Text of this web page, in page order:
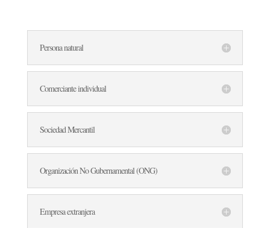
Persona natural
Comerciante individual
Sociedad Mercantil
Organización No Gubernamental (ONG)
Empresa extranjera